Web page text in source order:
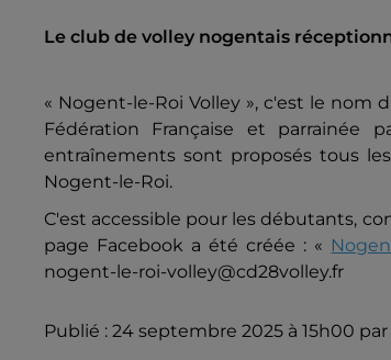
Le club de volley nogentais
« Nogent-le-Roi Volley », c'est le nom
Fédération Française et parrainée
entraînements sont proposés tous
Nogent-le-Roi.
C'est accessible pour les débutants,
page Facebook a été créée : «
nogent-le-roi-volley@cd28volley.fr
Publié : 24 septembre 2025 à 15h00